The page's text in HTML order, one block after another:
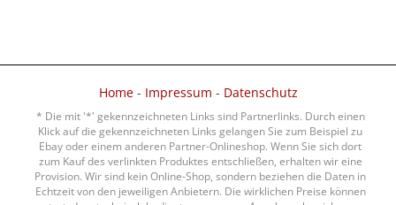
Home- Impressum - Datenschutz
* Die mit '*' gekennzeichneten Links sind Partnerlinks. Durch einen
Klick auf die gekennzeichneten Links gelangen Sie zum Beispiel zu
Ebay oder einem anderen Partner-Onlineshop. Wenn Sie sich dort
zum Kauf des verlinkten Produktes entschließen, erhalten wir eine
Provision. Wir sind kein Online-Shop, sondern beziehen die Daten in
Echtzeit von den jeweiligen Anbietern. Die wirklichen Preise können